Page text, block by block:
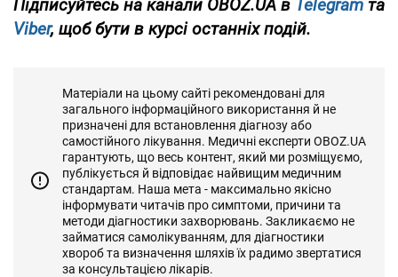
Підписуйтесь на канали OBOZ.UA в Telegram та
Viber, щоб бути в курсі останніх подій.
Матеріали на цьому сайті рекомендовані для
загального інформаційного використання й не
призначені для встановлення діагнозу або
самостійного лікування. Медичні експерти OBOZ.UA
гарантують, що весь контент, який ми розміщуємо,
публікується й відповідає найвищим медичним
стандартам. Наша мета - максимально якісно
інформувати читачів про симптоми, причини та
методи діагностики захворювань. Закликаємо не
займатися самолікуванням, для діагностики
хвороб та визначення шляхів їх радимо звертатися
за консультацією лікарів.